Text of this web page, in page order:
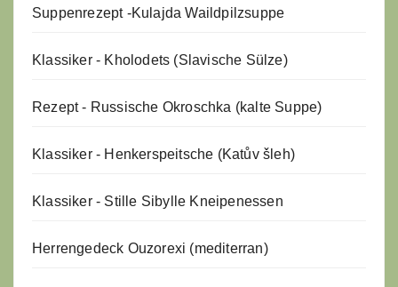
Suppenrezept -Kulajda Waildpilzsuppe
Klassiker - Kholodets (Slavische Sülze)
Rezept - Russische Okroschka (kalte Suppe)
Klassiker - Henkerspeitsche (Katův šleh)
Klassiker - Stille Sibylle Kneipenessen
Herrengedeck Ouzorexi (mediterran)